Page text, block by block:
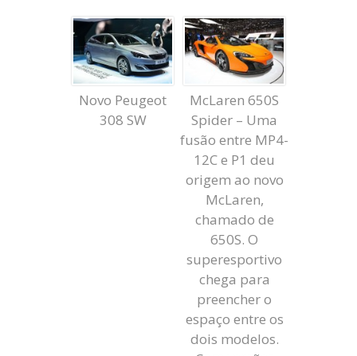
Novo Peugeot
308 SW
McLaren 650S
Spider – Uma
fusão entre MP4-
12C e P1 deu
origem ao novo
McLaren,
chamado de
650S. O
superesportivo
chega para
preencher o
espaço entre os
dois modelos.